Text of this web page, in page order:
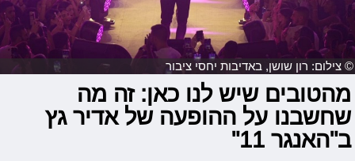
© צילום: רון שושן, באדיבות יחסי ציבור
מהטובים שיש לנו כאן: זה מה
שחשבנו על ההופעה של אדיר גץ
ב"האנגר 11"